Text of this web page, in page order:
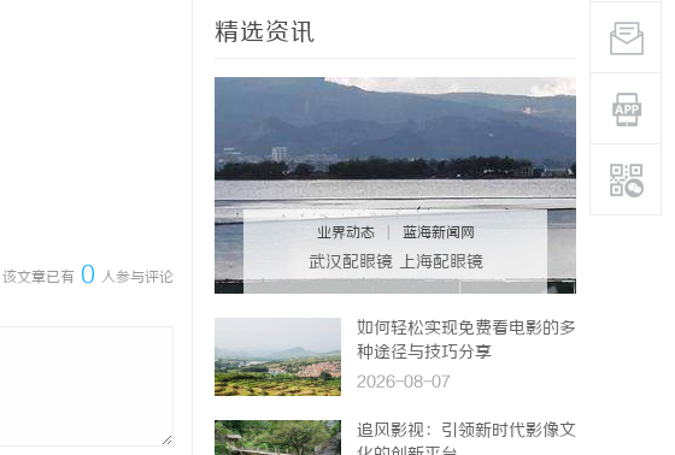
该文章已有 0 人参与评论
精选资讯
业界动态 蓝海新闻网
武汉配眼镜 上海配眼镜
如何轻松实现免费看电影的多
种途径与技巧分享
2026-08-07
追风影视：引领新时代影像文